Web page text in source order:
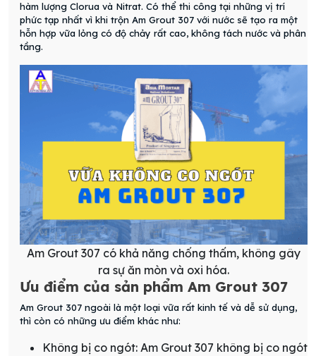
hàm lượng Clorua và Nitrat. Có thể thi công tại những vị trí
phức tạp nhất vì khi trộn Am Grout 307 với nước sẽ tạo ra một
hỗn hợp vữa lỏng có độ chảy rất cao, không tách nước và phân
tầng.
Am Grout 307 có khả năng chống thấm, không gây
ra sự ăn mòn và oxi hóa.
Ưu điểm của sản phẩm Am Grout 307
Am Grout 307 ngoài là một loại vữa rất kinh tế và dễ sử dụng,
thì còn có những ưu điểm khác như:
Không bị co ngót: Am Grout 307 không bị co ngót